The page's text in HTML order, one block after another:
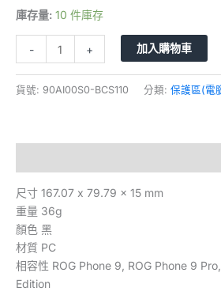
庫存量: 10 件庫存
- + 加入購物車
貨號: 90AI00S0-BCS110 分類: 保護區(電
尺寸 167.07 x 79.79 x 15 mm
重量 36g
顏色 黑
材質 PC
相容性 ROG Phone 9, ROG Phone 9
Edition